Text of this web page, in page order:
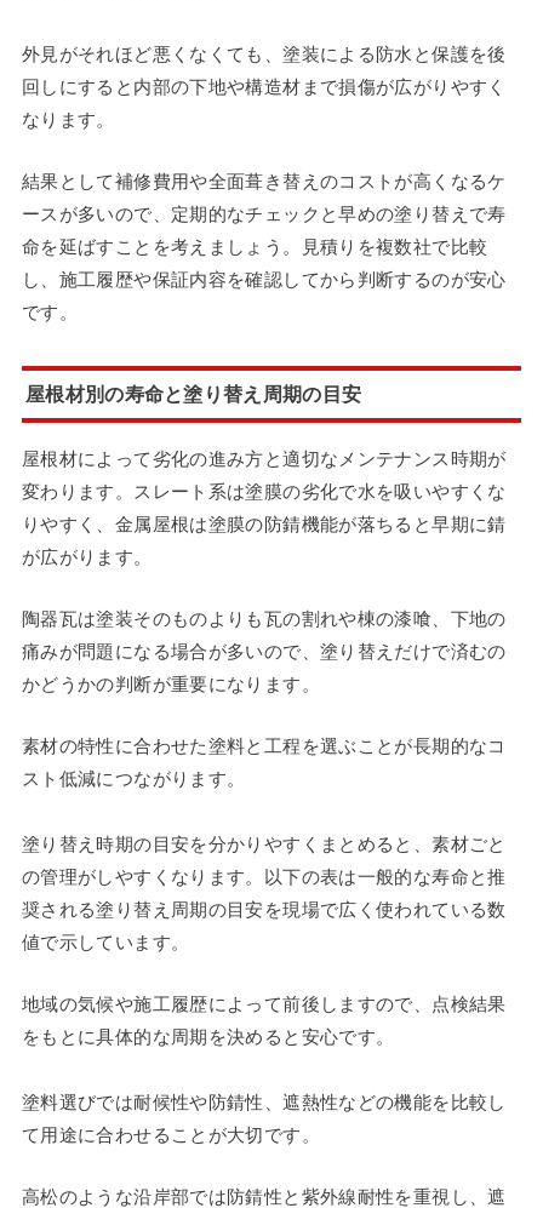
外見がそれほど悪くなくても、塗装による防水と保護を後
回しにすると内部の下地や構造材まで損傷が広がりやすく
なります。
結果として補修費用や全面葺き替えのコストが高くなるケ
ースが多いので、定期的なチェックと早めの塗り替えで寿
命を延ばすことを考えましょう。見積りを複数社で比較
し、施工履歴や保証内容を確認してから判断するのが安心
です。
屋根材別の寿命と塗り替え周期の目安
屋根材によって劣化の進み方と適切なメンテナンス時期が
変わります。スレート系は塗膜の劣化で水を吸いやすくな
りやすく、金属屋根は塗膜の防錆機能が落ちると早期に錆
が広がります。
陶器瓦は塗装そのものよりも瓦の割れや棟の漆喰、下地の
痛みが問題になる場合が多いので、塗り替えだけで済むの
かどうかの判断が重要になります。
素材の特性に合わせた塗料と工程を選ぶことが長期的なコ
スト低減につながります。
塗り替え時期の目安を分かりやすくまとめると、素材ごと
の管理がしやすくなります。以下の表は一般的な寿命と推
奨される塗り替え周期の目安を現場で広く使われている数
値で示しています。
地域の気候や施工履歴によって前後しますので、点検結果
をもとに具体的な周期を決めると安心です。
塗料選びでは耐候性や防錆性、遮熱性などの機能を比較し
て用途に合わせることが大切です。
高松のような沿岸部では防錆性と紫外線耐性を重視し、遮